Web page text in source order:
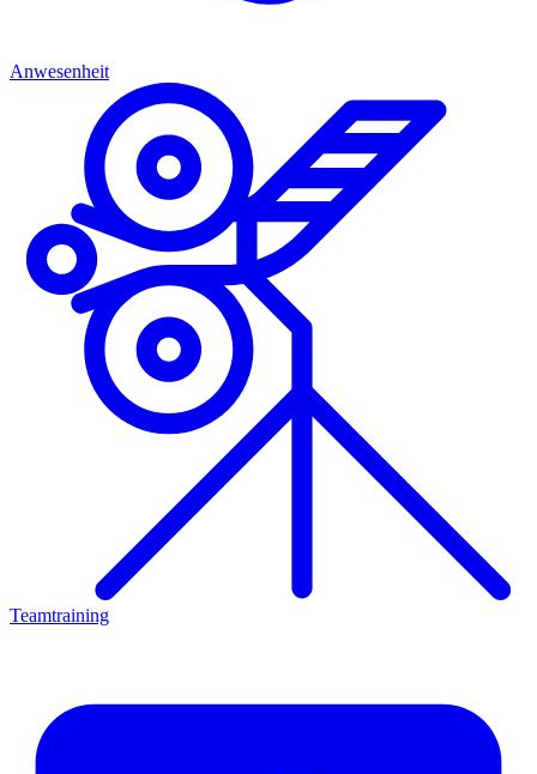
Anwesenheit
Teamtraining